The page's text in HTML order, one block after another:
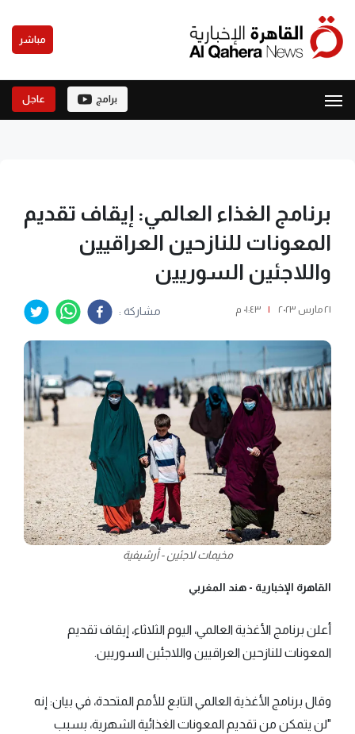
مباشر
برامج عاجل
برنامج الغذاء العالمي: إيقاف تقديم
المعونات للنازحين العراقيين
واللاجئين السوريين
٢١ مارس ٢٠٢٣ | ٠١:٤٣ م مشاركة :
مخيمات لاجئين - أرشيفية
القاهرة الإخبارية - هند المغربي
أعلن برنامج الأغذية العالمي، اليوم الثلاثاء، إيقاف تقديم
المعونات للنازحين العراقيين واللاجئين السوريين.
وقال برنامج الأغذية العالمي التابع للأمم المتحدة، في بيان: إنه
"لن يتمكن من تقديم المعونات الغذائية الشهرية، بسبب